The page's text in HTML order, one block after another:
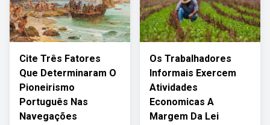
Cite Três Fatores
Que Determinaram O
Pioneirismo
Português Nas
Navegações
Os Trabalhadores
Informais Exercem
Atividades
Economicas A
Margem Da Lei